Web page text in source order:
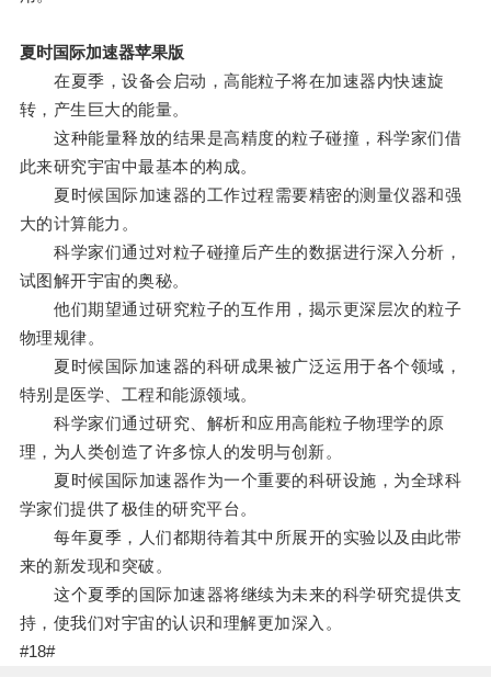
夏时国际加速器苹果版
在夏季，设备会启动，高能粒子将在加速器内快速旋
转，产生巨大的能量。
这种能量释放的结果是高精度的粒子碰撞，科学家们借
此来研究宇宙中最基本的构成。
夏时候国际加速器的工作过程需要精密的测量仪器和强
大的计算能力。
科学家们通过对粒子碰撞后产生的数据进行深入分析，
试图解开宇宙的奥秘。
他们期望通过研究粒子的互作用，揭示更深层次的粒子
物理规律。
夏时候国际加速器的科研成果被广泛运用于各个领域，
特别是医学、工程和能源领域。
科学家们通过研究、解析和应用高能粒子物理学的原
理，为人类创造了许多惊人的发明与创新。
夏时候国际加速器作为一个重要的科研设施，为全球科
学家们提供了极佳的研究平台。
每年夏季，人们都期待着其中所展开的实验以及由此带
来的新发现和突破。
这个夏季的国际加速器将继续为未来的科学研究提供支
持，使我们对宇宙的认识和理解更加深入。
#18#